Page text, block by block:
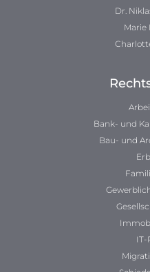
Dr.
Marie
Bank- und
Bau- und
IT-